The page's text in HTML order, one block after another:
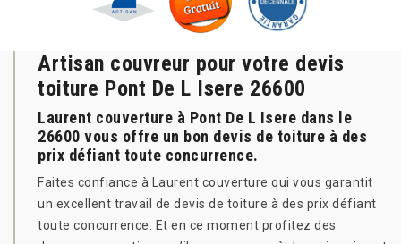
Artisan couvreur pour votre devis
toiture Pont De L Isere 26600
Laurent couverture à Pont De L Isere dans le
26600 vous offre un bon devis de toiture à des
prix défiant toute concurrence.
Faites confiance à Laurent couverture qui vous garantit
un excellent travail de devis de toiture à des prix défiant
toute concurrence. Et en ce moment profitez des